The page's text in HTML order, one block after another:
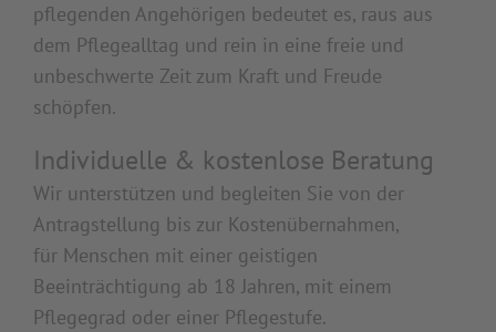
pflegenden Angehörigen bedeutet es, raus aus
dem Pflegealltag und rein in eine freie und
unbeschwerte Zeit zum Kraft und Freude
schöpfen.
Individuelle & kostenlose Beratung
Wir unterstützen und begleiten Sie von der
Antragstellung bis zur Kostenübernahmen,
für Menschen mit einer geistigen
Beeinträchtigung ab 18 Jahren, mit einem
Pflegegrad oder einer Pflegestufe.